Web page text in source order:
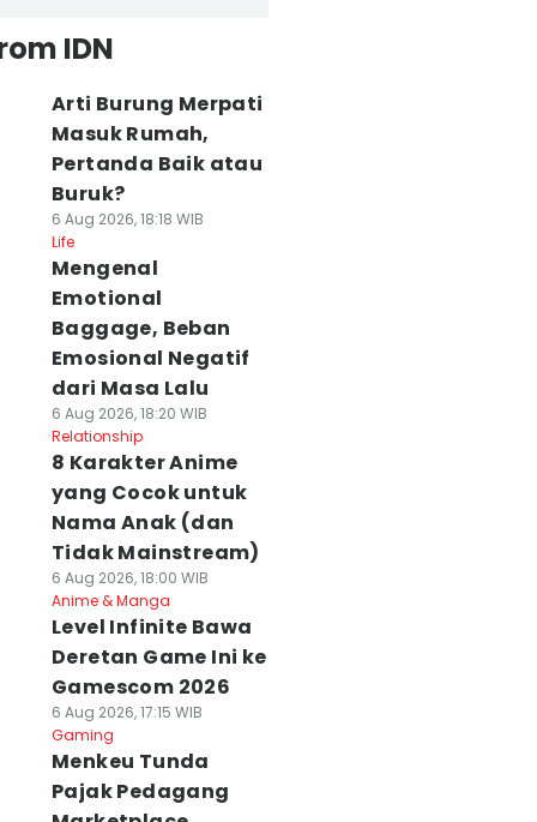
IDN
Arti Burung Merpati
Masuk Rumah,
Pertanda Baik atau
Buruk?
6 Aug 2026, 18:18 WIB
Life
Mengenal
Emotional
Baggage, Beban
Emosional Negatif
dari Masa Lalu
6 Aug 2026, 18:20 WIB
Relationship
8 Karakter Anime
yang Cocok untuk
Nama Anak (dan
Tidak Mainstream)
6 Aug 2026, 18:00 WIB
Anime & Manga
Level Infinite Bawa
Deretan Game Ini ke
Gamescom 2026
6 Aug 2026, 17:15 WIB
Gaming
Menkeu Tunda
Pajak Pedagang